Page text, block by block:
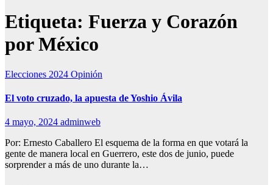
Etiqueta: Fuerza y Corazón
por México
Elecciones 2024 Opinión
El voto cruzado, la apuesta de Yoshio Ávila
4 mayo, 2024 adminweb
Por: Ernesto Caballero El esquema de la forma en que votará la
gente de manera local en Guerrero, este dos de junio, puede
sorprender a más de uno durante la…